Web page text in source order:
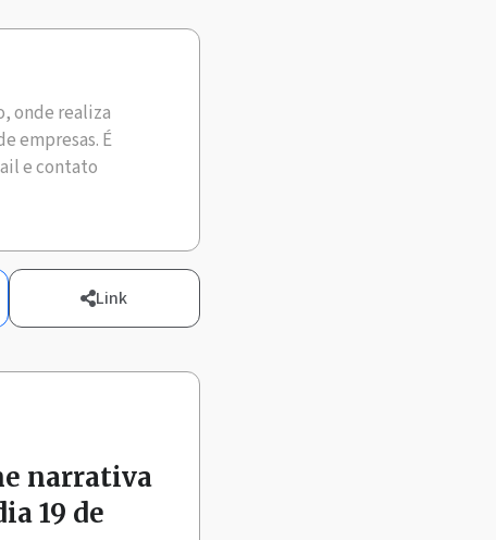
onde realiza
empresas. É
e contato
Link
narrativa
19 de